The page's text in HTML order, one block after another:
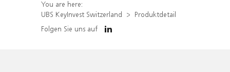
You are here:
UBS KeyInvest Switzerland
Produktdetail
Folgen Sie uns auf